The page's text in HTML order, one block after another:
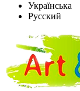
Українська
Русский